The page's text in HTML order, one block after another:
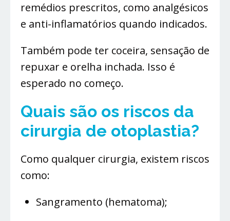
remédios prescritos, como analgésicos
e anti-inflamatórios quando indicados.
Também pode ter coceira, sensação de
repuxar e orelha inchada. Isso é
esperado no começo.
Quais são os riscos da
cirurgia de otoplastia?
Como qualquer cirurgia, existem riscos
como:
Sangramento (hematoma);